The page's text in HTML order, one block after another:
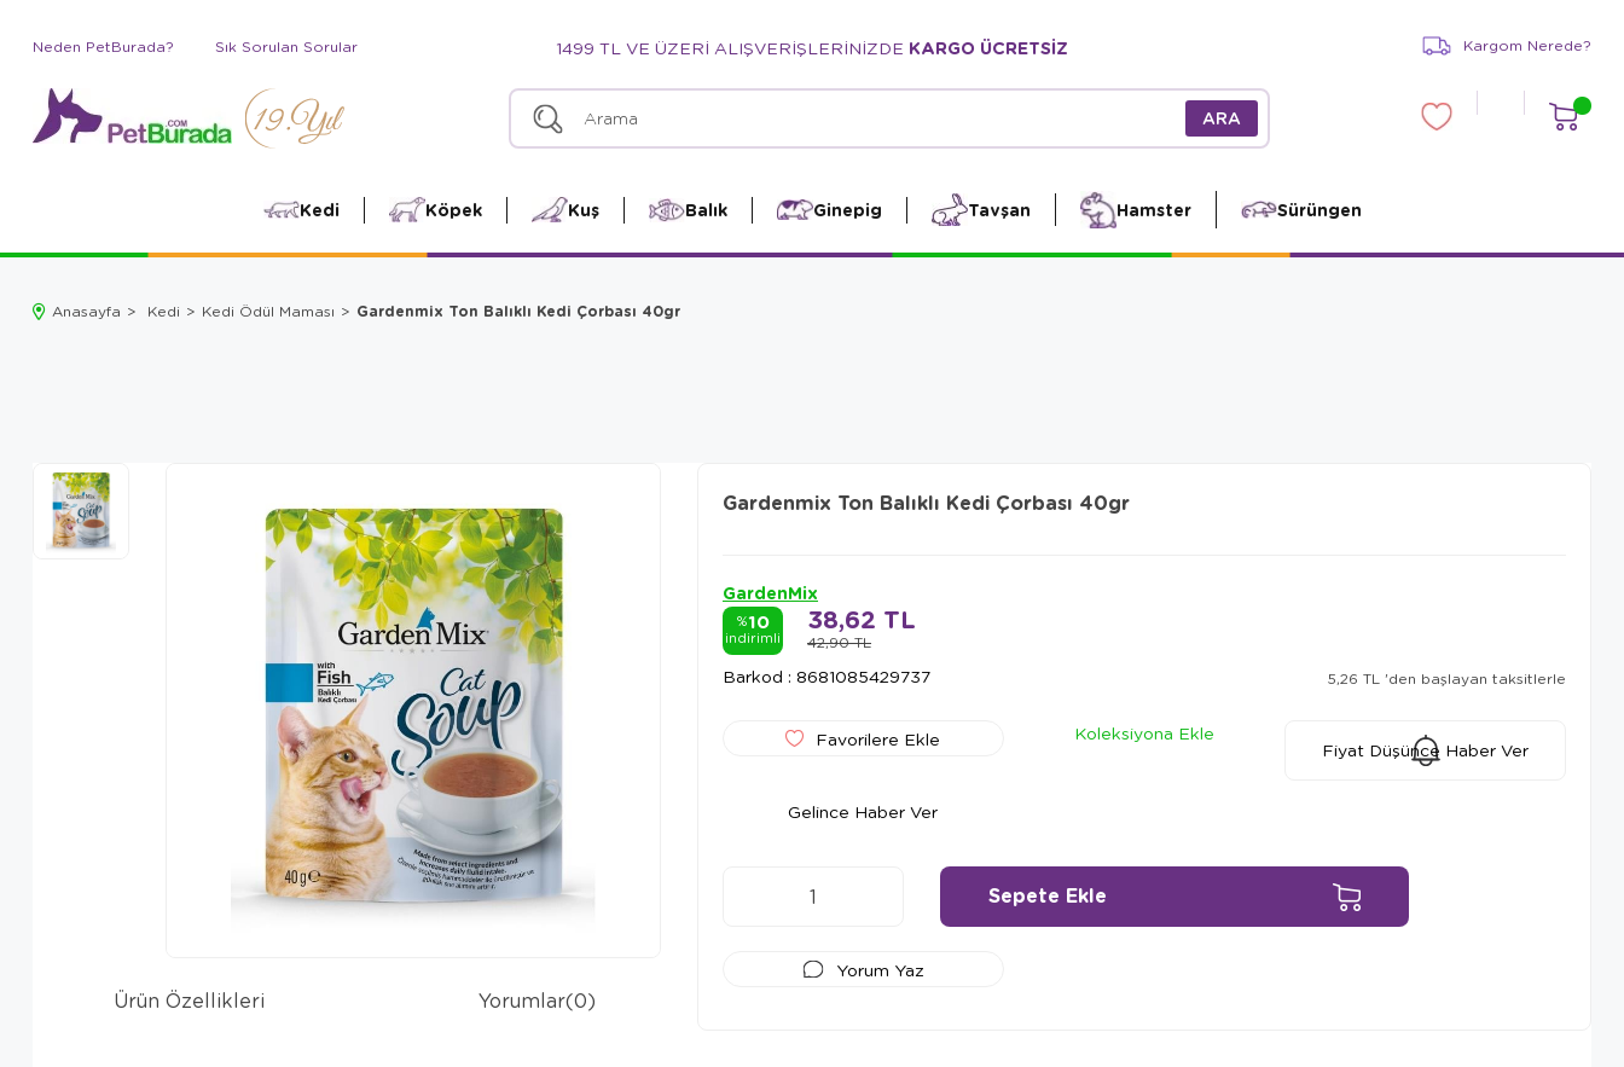
Neden PetBurada? Sık Sorulan Sorular 1499 TL VE ÜZERİ ALIŞVERİŞLERİNİZDE KARGO ÜCRETSİZ Kargom Nerede?
Kedi Köpek Kuş Balık Ginepig Tavşan Hamster Sürüngen
Anasayfa Kedi Kedi Ödül Maması Gardenmix Ton Balıklı Kedi Çorbası 40gr
Gardenmix Ton Balıklı Kedi Çorbası 40gr
GardenMix
%10
indirimli 42,90 TL
38,62 TL
Barkod : 8681085429737 5,26 TL 'den başlayan taksitlerle
Favorilere Ekle
Koleksiyona Ekle
Fiyat Düşünce Haber Ver
Gelince Haber Ver
Yorum Yaz
Ürün Özellikleri Yorumlar(0)